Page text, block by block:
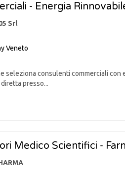
- Energia
Srl
Veneto
seleziona consulenti commerciali
presso...
Medico Scientifici -